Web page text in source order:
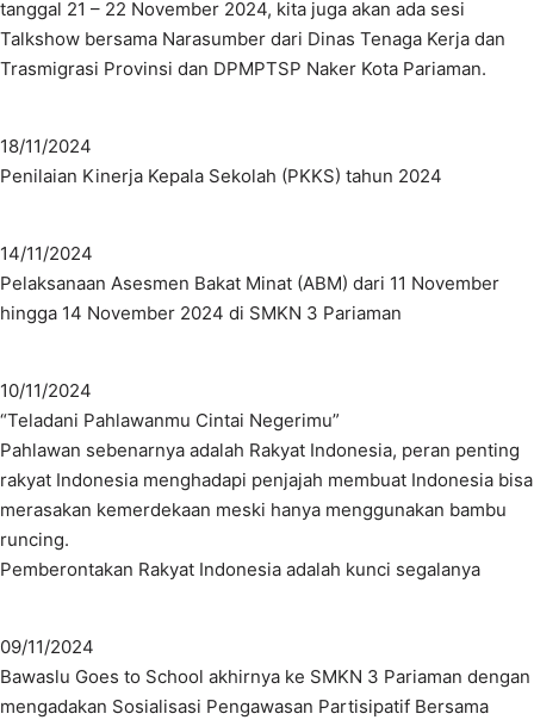
tanggal 21 – 22 November 2024, kita juga akan ada sesi
Talkshow bersama Narasumber dari Dinas Tenaga Kerja dan
Trasmigrasi Provinsi dan DPMPTSP Naker Kota Pariaman.
18/11/2024
Penilaian Kinerja Kepala Sekolah (PKKS) tahun 2024
14/11/2024
Pelaksanaan Asesmen Bakat Minat (ABM) dari 11 November
hingga 14 November 2024 di SMKN 3 Pariaman
10/11/2024
“Teladani Pahlawanmu Cintai Negerimu”
Pahlawan sebenarnya adalah Rakyat Indonesia, peran penting
rakyat Indonesia menghadapi penjajah membuat Indonesia bisa
merasakan kemerdekaan meski hanya menggunakan bambu
runcing.
Pemberontakan Rakyat Indonesia adalah kunci segalanya
09/11/2024
Bawaslu Goes to School akhirnya ke SMKN 3 Pariaman dengan
mengadakan Sosialisasi Pengawasan Partisipatif Bersama